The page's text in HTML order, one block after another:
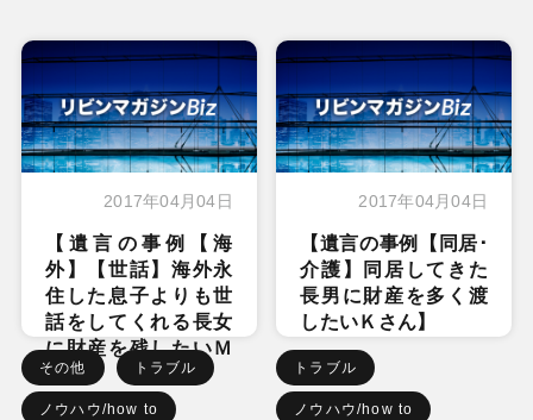
2017年04月04日
【遺言の事例【海
外】【世話】海外永
住した息子よりも世
話をしてくれる長女
に財産を残したいＭ
さん】
その他 トラブル
ノウハウ/how to
2017年04月04日
【遺言の事例【同居･
介護】同居してきた
長男に財産を多く渡
したいＫさん】
トラブル
ノウハウ/how to